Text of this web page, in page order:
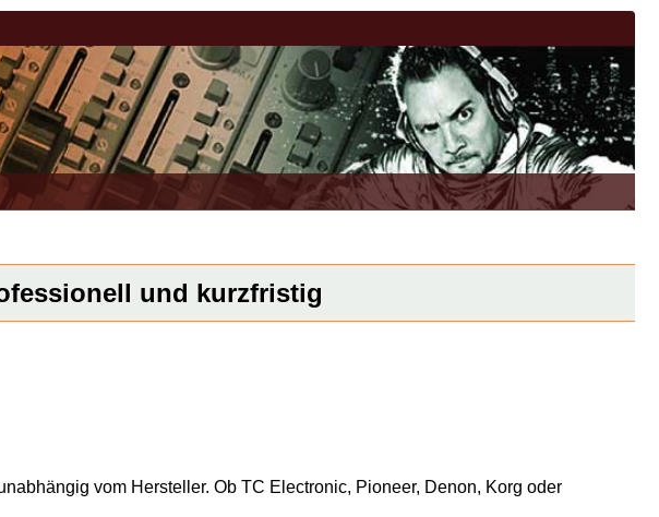
und kurzfristig
vom Hersteller. Ob TC Electronic, Pioneer, Denon, Korg oder